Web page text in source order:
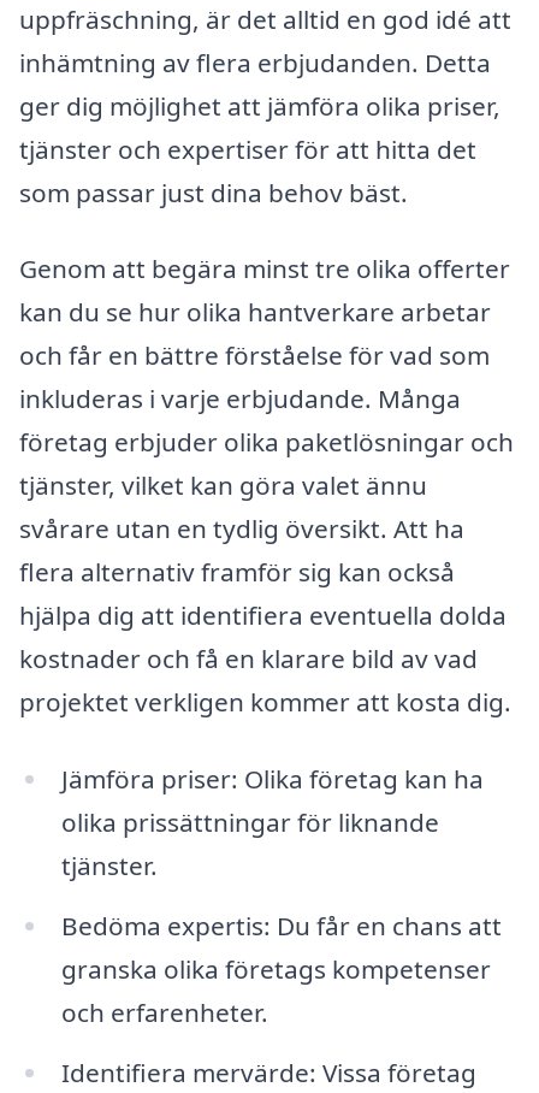
uppfräschning, är det alltid en god idé att
inhämtning av flera erbjudanden. Detta
ger dig möjlighet att jämföra olika priser,
tjänster och expertiser för att hitta det
som passar just dina behov bäst.
Genom att begära minst tre olika offerter
kan du se hur olika hantverkare arbetar
och får en bättre förståelse för vad som
inkluderas i varje erbjudande. Många
företag erbjuder olika paketlösningar och
tjänster, vilket kan göra valet ännu
svårare utan en tydlig översikt. Att ha
flera alternativ framför sig kan också
hjälpa dig att identifiera eventuella dolda
kostnader och få en klarare bild av vad
projektet verkligen kommer att kosta dig.
Jämföra priser: Olika företag kan ha
olika prissättningar för liknande
tjänster.
Bedöma expertis: Du får en chans att
granska olika företags kompetenser
och erfarenheter.
Identifiera mervärde: Vissa företag